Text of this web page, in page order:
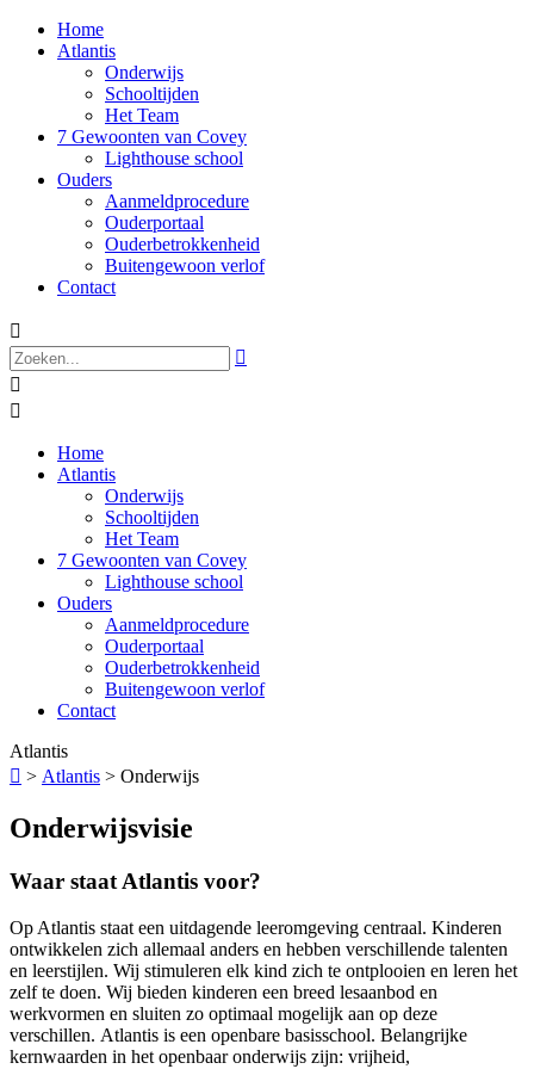
Home
Atlantis
Onderwijs
Schooltijden
Het Team
7 Gewoonten van Covey
Lighthouse school
Ouders
Aanmeldprocedure
Ouderportaal
Ouderbetrokkenheid
Buitengewoon verlof
Contact




Home
Atlantis
Onderwijs
Schooltijden
Het Team
7 Gewoonten van Covey
Lighthouse school
Ouders
Aanmeldprocedure
Ouderportaal
Ouderbetrokkenheid
Buitengewoon verlof
Contact
Atlantis
 > Atlantis > Onderwijs
Onderwijsvisie
Waar staat Atlantis voor?
Op Atlantis staat een uitdagende leeromgeving centraal. Kinderen
ontwikkelen zich allemaal anders en hebben verschillende talenten
en leerstijlen. Wij stimuleren elk kind zich te ontplooien en leren het
zelf te doen. Wij bieden kinderen een breed lesaanbod en
werkvormen en sluiten zo optimaal mogelijk aan op deze
verschillen. Atlantis is een openbare basisschool. Belangrijke
kernwaarden in het openbaar onderwijs zijn: vrijheid,